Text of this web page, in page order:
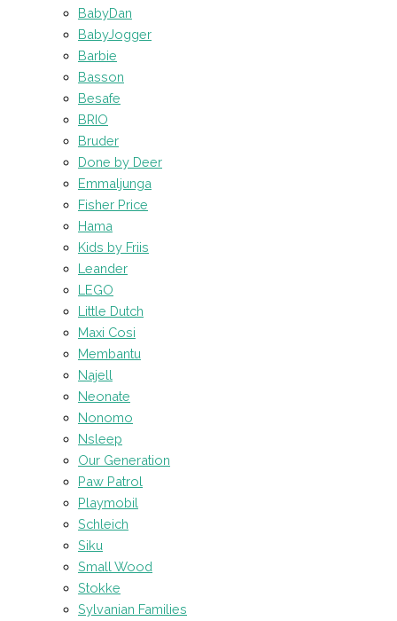
BabyDan
BabyJogger
Barbie
Basson
Besafe
BRIO
Bruder
Done by Deer
Emmaljunga
Fisher Price
Hama
Kids by Friis
Leander
LEGO
Little Dutch
Maxi Cosi
Membantu
Najell
Neonate
Nonomo
Nsleep
Our Generation
Paw Patrol
Playmobil
Schleich
Siku
Small Wood
Stokke
Sylvanian Families